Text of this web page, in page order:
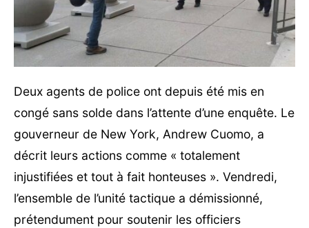
Deux agents de police ont depuis été mis en
congé sans solde dans l’attente d’une enquête. Le
gouverneur de New York, Andrew Cuomo, a
décrit leurs actions comme « totalement
injustifiées et tout à fait honteuses ». Vendredi,
l’ensemble de l’unité tactique a démissionné,
prétendument pour soutenir les officiers